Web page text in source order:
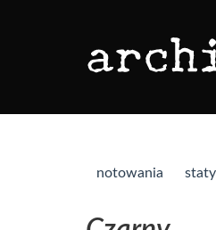
notowania